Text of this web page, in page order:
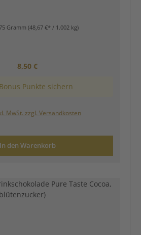
Gramm (48,67 €* / 1.002 kg)
Regulärer Preis:
8,50 €
Punkte sichern
MwSt. zzgl. Versandkosten
In den Warenkorb